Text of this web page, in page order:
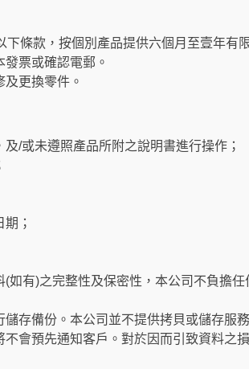
條款，按個別產品提供六個月至壹年有
票或確認電郵。
更換零件。
/或未遵照產品所附之說明書進行操作；
；
如有)之完整性及保密性，本公司不負擔
存備份。本公司並不提供拷貝或儲存服務
會預先通知客戶。對於因而引致資料之